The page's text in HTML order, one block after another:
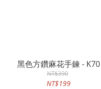
黑色方鑽麻花手鍊 - K70
NT$390
NT$199